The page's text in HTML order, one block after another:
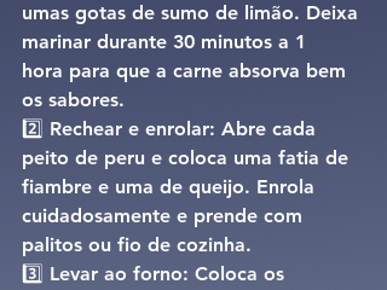
umas gotas de sumo de limão. Deixa
marinar durante 30 minutos a 1
hora para que a carne absorva bem
os sabores.
2️⃣ Rechear e enrolar: Abre cada
peito de peru e coloca uma fatia de
fiambre e uma de queijo. Enrola
cuidadosamente e prende com
palitos ou fio de cozinha.
3️⃣ Levar ao forno: Coloca os